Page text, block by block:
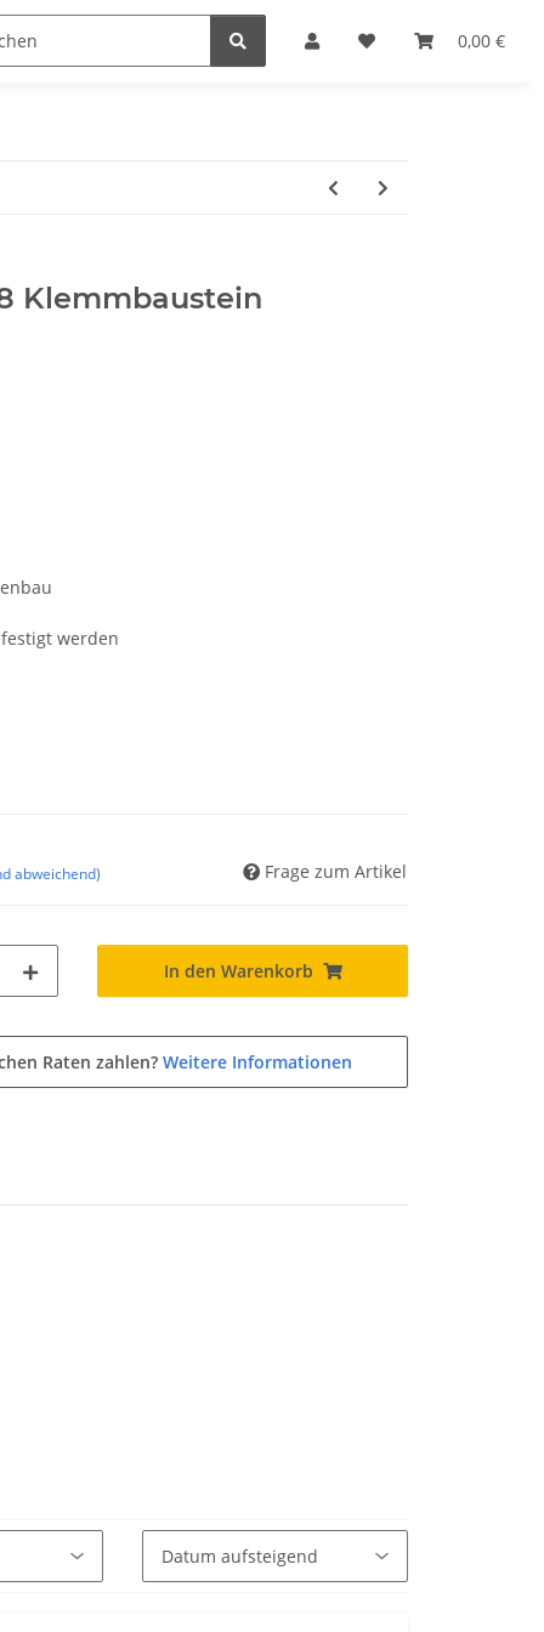
0,00 €
Sonderpreise
Klemmbaustein
werden
abweichend) Frage zum Artikel
In den Warenkorb
Raten zahlen? Weitere Informationen